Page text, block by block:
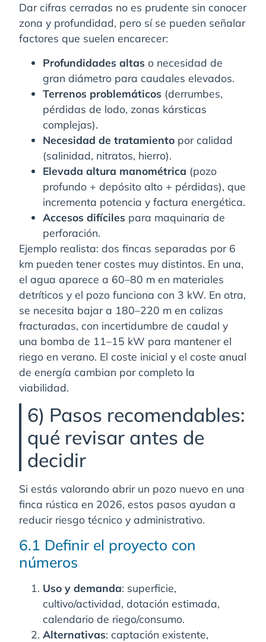
Dar cifras cerradas no es prudente sin conocer
zona y profundidad, pero sí se pueden señalar
factores que suelen encarecer:
Profundidades altas o necesidad de
gran diámetro para caudales elevados.
Terrenos problemáticos (derrumbes,
pérdidas de lodo, zonas kársticas
complejas).
Necesidad de tratamiento por calidad
(salinidad, nitratos, hierro).
Elevada altura manométrica (pozo
profundo + depósito alto + pérdidas), que
incrementa potencia y factura energética.
Accesos difíciles para maquinaria de
perforación.
Ejemplo realista: dos fincas separadas por 6
km pueden tener costes muy distintos. En una,
el agua aparece a 60–80 m en materiales
detríticos y el pozo funciona con 3 kW. En otra,
se necesita bajar a 180–220 m en calizas
fracturadas, con incertidumbre de caudal y
una bomba de 11–15 kW para mantener el
riego en verano. El coste inicial y el coste anual
de energía cambian por completo la
viabilidad.
6) Pasos recomendables:
qué revisar antes de
decidir
Si estás valorando abrir un pozo nuevo en una
finca rústica en 2026, estos pasos ayudan a
reducir riesgo técnico y administrativo.
6.1 Definir el proyecto con
números
Uso y demanda: superficie,
cultivo/actividad, dotación estimada,
calendario de riego/consumo.
Alternativas: captación existente,